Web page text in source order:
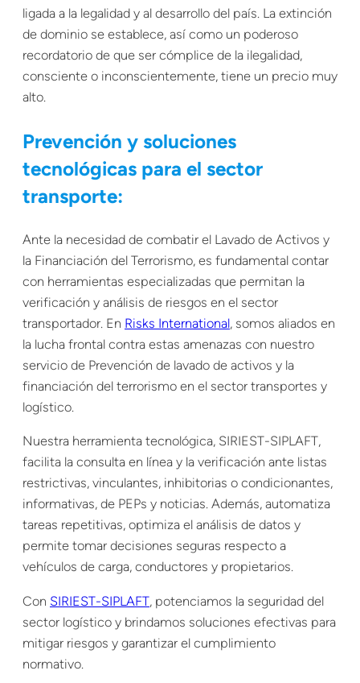
ligada a la legalidad y al desarrollo del país. La extinción
de dominio se establece, así como un poderoso
recordatorio de que ser cómplice de la ilegalidad,
consciente o inconscientemente, tiene un precio muy
alto.
Prevención y soluciones
tecnológicas para el sector
transporte:
Ante la necesidad de combatir el Lavado de Activos y
la Financiación del Terrorismo, es fundamental contar
con herramientas especializadas que permitan la
verificación y análisis de riesgos en el sector
transportador. En Risks International, somos aliados en
la lucha frontal contra estas amenazas con nuestro
servicio de Prevención de lavado de activos y la
financiación del terrorismo en el sector transportes y
logístico.
Nuestra herramienta tecnológica, SIRIEST-SIPLAFT,
facilita la consulta en línea y la verificación ante listas
restrictivas, vinculantes, inhibitorias o condicionantes,
informativas, de PEPs y noticias. Además, automatiza
tareas repetitivas, optimiza el análisis de datos y
permite tomar decisiones seguras respecto a
vehículos de carga, conductores y propietarios.
Con SIRIEST-SIPLAFT, potenciamos la seguridad del
sector logístico y brindamos soluciones efectivas para
mitigar riesgos y garantizar el cumplimiento
normativo.